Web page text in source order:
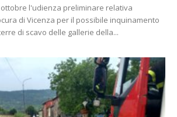
l'udienza preliminare relativa
di Vicenza per il possibile inquinamento
di scavo delle gallerie della...